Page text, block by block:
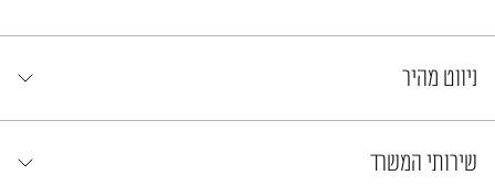
ניווט מהיר
שירותי המשרד